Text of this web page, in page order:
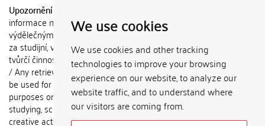
We use cookies
We use cookies and other tracking
technologies to improve your browsing
experience on our website, to analyze our
website traffic, and to understand where
our visitors are coming from.
Upozornění / Notice:
informace nemohou být použity k
výdělečným účelům nebo vydávány
za studijní, vědeckou nebo jinou
tvůrčí činnost jiné osoby než autora.
/ Any retrieved information shall not
be used for any commercial
purposes or claimed as results of
studying, scientific or any other
creative activities of any person